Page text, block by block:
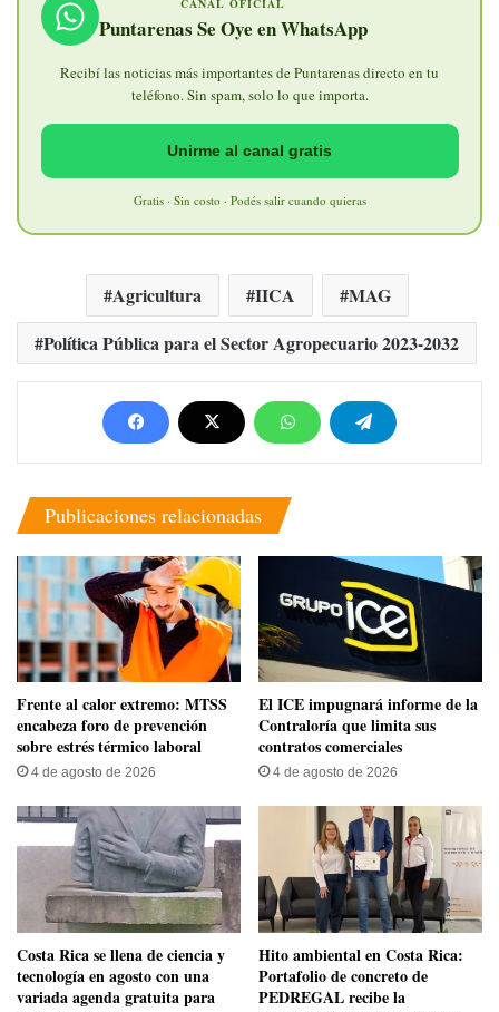
CANAL OFICIAL
Puntarenas Se Oye en WhatsApp
Recibí las noticias más importantes de Puntarenas directo en tu
teléfono. Sin spam, solo lo que importa.
Unirme al canal gratis
Gratis · Sin costo · Podés salir cuando quieras
Agricultura IICA
MAG
Política Pública para el Sector Agropecuario 2023-2032
Publicaciones relacionadas
Frente al calor extremo: MTSS
encabeza foro de prevención
sobre estrés térmico laboral
4 de agosto de 2026
El ICE impugnará informe de la
Contraloría que limita sus
contratos comerciales
4 de agosto de 2026
​Costa Rica se llena de ciencia y
tecnología en agosto con una
variada agenda gratuita para
Hito ambiental en Costa Rica:
Portafolio de concreto de
PEDREGAL recibe la